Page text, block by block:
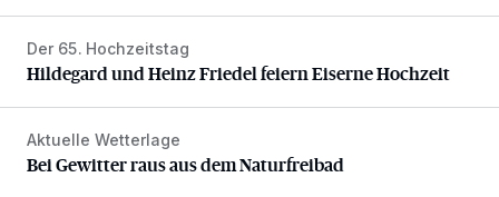
Hildegard und Heinz Friedel feiern Eiserne Hochzeit
Der 65. Hochzeitstag
Hildegard und Heinz Friedel feiern Eiserne Hochzeit
Bei Gewitter raus aus dem Naturfreibad
Aktuelle Wetterlage
Bei Gewitter raus aus dem Naturfreibad